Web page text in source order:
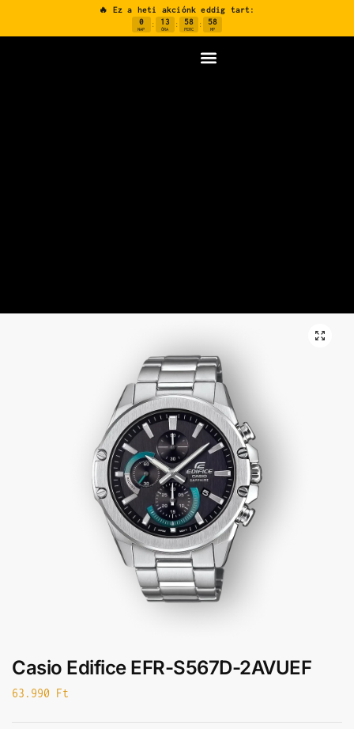
🔥 Ez a heti akciónk eddig tart:
0
NAP
: 13
ÓRA
: 58
PERC
: 57
MP
Casio Edifice EFR-S567D-2AVUEF
63.990 Ft